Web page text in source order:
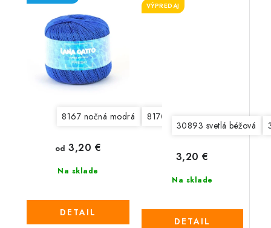
8167 nočná modrá 8170 svetlá smotanová 8171
Na sklade
od 3,20 €
DETAIL
VÝPREDAJ
30893 svetlá béžová
Na sklade
3,20 €
DETAIL